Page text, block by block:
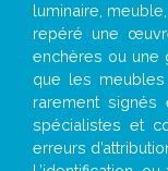
luminaire, meuble,
repéré une
enchères ou une
que les
rarement signés
spécialistes et
erreurs